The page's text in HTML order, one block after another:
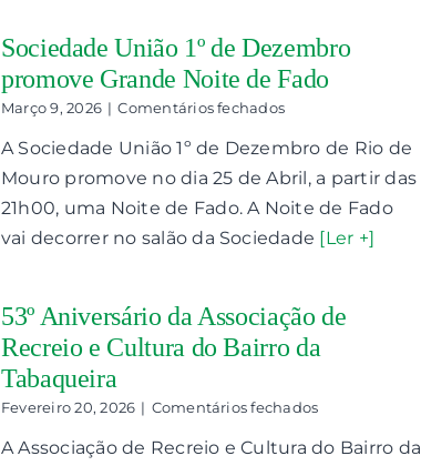
Encontro
das
Sopas
Sociedade União 1º de Dezembro
promove Grande Noite de Fado
Março 9, 2026 | Comentários fechadosem
União
Dezembro
promove
Grande
Fado
A Sociedade União 1º de Dezembro de Rio de
Mouro promove no dia 25 de Abril, a partir das
21h00, uma Noite de Fado. A Noite de Fado
vai decorrer no salão da Sociedade [Ler +]
53º Aniversário da Associação de
Recreio e Cultura do Bairro da
Tabaqueira
Fevereiro 20, 2026 | Comentários fechadosem
Aniversário
A Associação de Recreio e Cultura do Bairro da